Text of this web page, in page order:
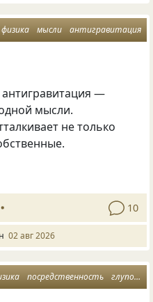
физика мысли антигравитация
—
мысли.
не только
10
02 авг 2026
посредственность глупость